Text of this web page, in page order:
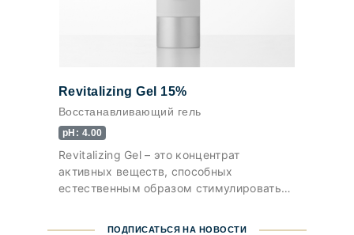
Revitalizing Gel 15%
Восстанавливающий гель
pH: 4.00
Revitalizing Gel – это концентрат
активных веществ, способных
естественным образом стимулировать
ПОДПИСАТЬСЯ НА НОВОСТИ